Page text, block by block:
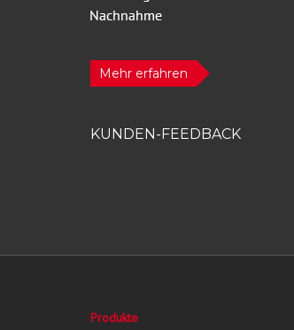
Mehr erfahren
KUNDEN-FEEDBACK
Produkte